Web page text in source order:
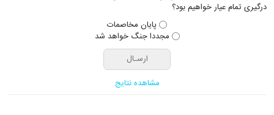
درگیری تمام عیار خواهیم بود؟
پایان مخاصمات
مجددا جنگ خواهد شد
مشاهده نتایج